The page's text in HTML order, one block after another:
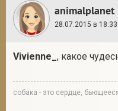
animalplanet
28.07.2015 в 18:33
Vivienne_ , какое
собака - это сердце,